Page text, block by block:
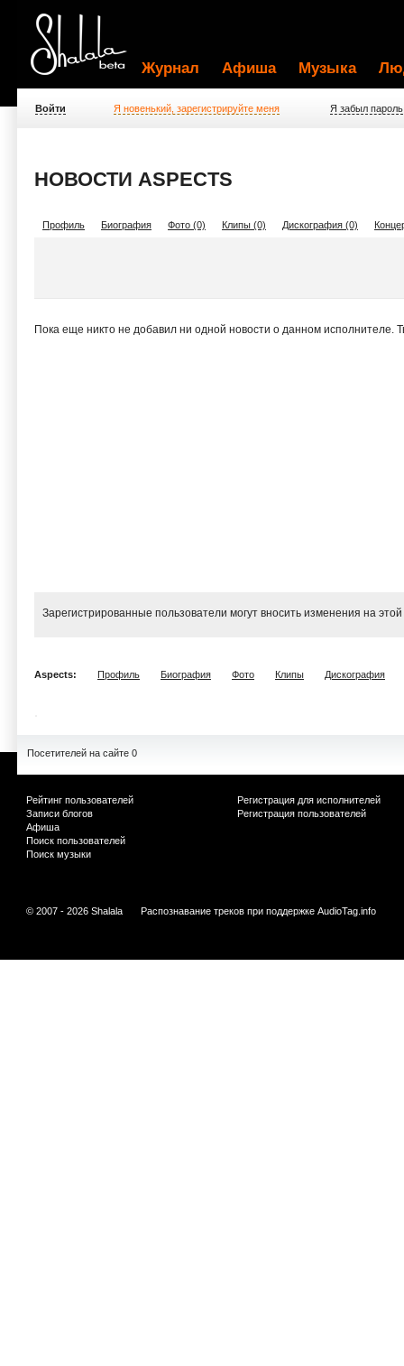
Журнал Афиша Музыка
Войти Я новенький, зарегистрируйте меня Я забыл пароль
НОВОСТИ ASPECTS
Профиль Биография Фото (0) Клипы (0) Дискография (0)
Пока еще никто не добавил ни одной новости о данном
Зарегистрированные пользователи могут вносить изменения на
Aspects: Профиль Биография Фото Клипы Дискография
Посетителей на сайте 0
Рейтинг пользователей
Записи блогов
Афиша
Поиск пользователей
Поиск музыки
Регистрация для исполнителей
Регистрация пользователей
© 2007 - 2026 Shalala Распознавание треков при поддержке AudioTag.info